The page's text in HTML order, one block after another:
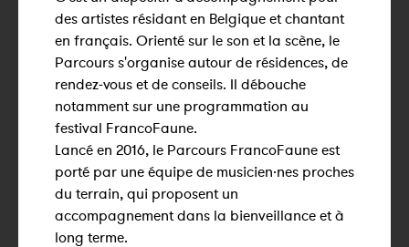
des artistes résidant en Belgique et chantant
en français. Orienté sur le son et la scène, le
Parcours s'organise autour de résidences, de
rendez-vous et de conseils. Il débouche
notamment sur une programmation au
festival FrancoFaune.
Lancé en 2016, le Parcours FrancoFaune est
porté par une équipe de musicien·nes proches
du terrain, qui proposent un
accompagnement dans la bienveillance et à
long terme.